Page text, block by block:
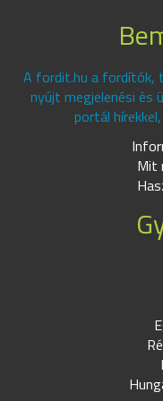
A fordit.hu a fordítók,
nyújt megjelenési és
portál
Mit